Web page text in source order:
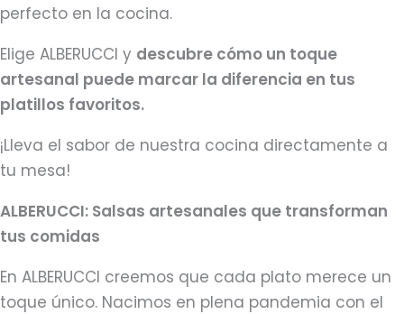
perfecto en la cocina.
Elige ALBERUCCI y descubre cómo un toque
artesanal puede marcar la diferencia en tus
platillos favoritos.
¡Lleva el sabor de nuestra cocina directamente a
tu mesa!
ALBERUCCI: Salsas artesanales que transforman
tus comidas
En ALBERUCCI creemos que cada plato merece un
toque único. Nacimos en plena pandemia con el